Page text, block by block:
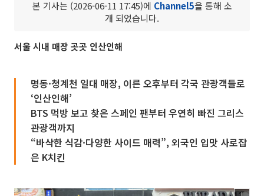
본 기사는 (2026-06-11 17:45)에 Channel5을 통해 소
개 되었습니다.
서울 시내 매장 곳곳 인산인해
명동·청계천 일대 매장, 이른 오후부터 각국 관광객들로
‘인산인해’
BTS 먹방 보고 찾은 스페인 팬부터 우연히 빠진 그리스
관광객까지
“바삭한 식감·다양한 사이드 매력”, 외국인 입맛 사로잡
은 K치킨